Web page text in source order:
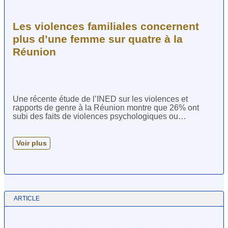
Les violences familiales concernent
plus d’une femme sur quatre à la
Réunion
Une récente étude de l’INED sur les violences et
rapports de genre à la Réunion montre que 26% ont
subi des faits de violences psychologiques ou
de violences conjugales. L’enquête Virage, réalisée en
2018 à la Réunion par des chercheurs de l’INED auprès
durant l’enfance ou dans leur couple. Près d’un tiers
violence avant […]
Voir plus
ARTICLE